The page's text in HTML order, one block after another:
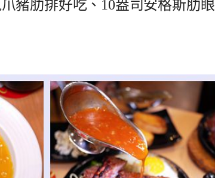
豬肋排好吃、10盎司安格斯肋眼